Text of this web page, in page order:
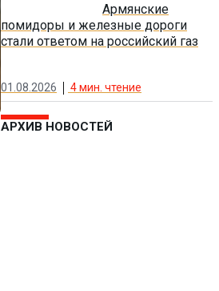
Армянские
помидоры и железные дороги
стали ответом на российский газ
01.08.2026 4мин. чтение
АРХИВ НОВОСТЕЙ